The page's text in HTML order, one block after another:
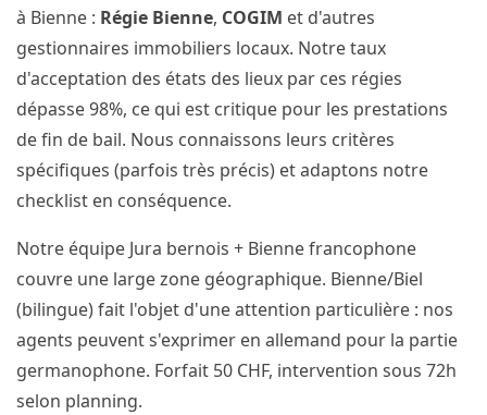
à Bienne : Régie Bienne, COGIM et d'autres
gestionnaires immobiliers locaux. Notre taux
d'acceptation des états des lieux par ces régies
dépasse 98%, ce qui est critique pour les prestations
de fin de bail. Nous connaissons leurs critères
spécifiques (parfois très précis) et adaptons notre
checklist en conséquence.
Notre équipe Jura bernois + Bienne francophone
couvre une large zone géographique. Bienne/Biel
(bilingue) fait l'objet d'une attention particulière : nos
agents peuvent s'exprimer en allemand pour la partie
germanophone. Forfait 50 CHF, intervention sous 72h
selon planning.